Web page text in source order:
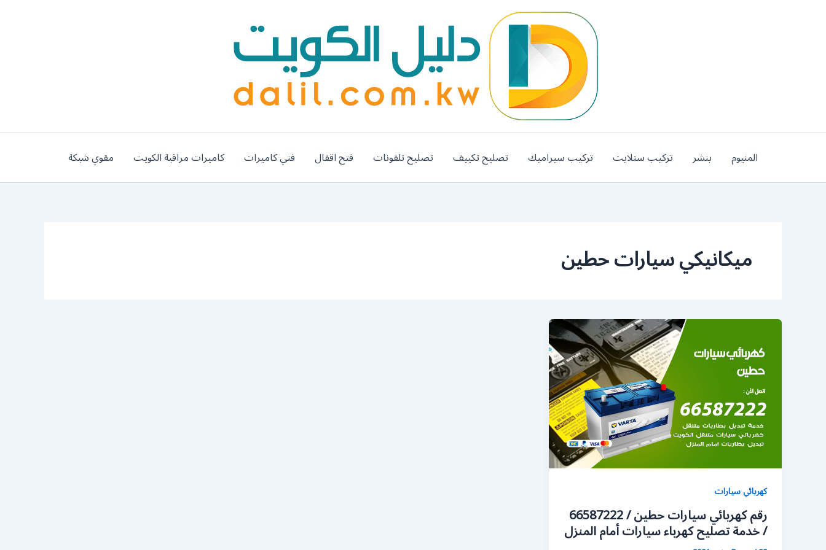
المنيوم بنشر تركيب ستلايت تركيب سيراميك تصليح تكييف تصليح تلفونات فتح اقفال فني كاميرات كاميرات مراقبة الكويت مقوي شبكة
ميكانيكي سيارات حطين
كهربائي سيارات
رقم كهربائي سيارات حطين / 66587222
/ خدمة تصليح كهرباء سيارات أمام المنزل